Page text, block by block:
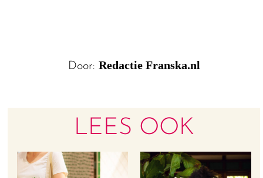
Door: Redactie Franska.nl
LEES OOK